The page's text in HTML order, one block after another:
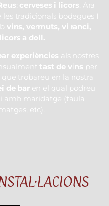
; cerveses i licors. Ara
les tradicionals bodegues I
vins, vermuts, vi ranci,
a doll.
experiències als nostres
tast de vins per
trobareu en la nostra
de baren el qual podreu
amb maridatge (taula
etc).